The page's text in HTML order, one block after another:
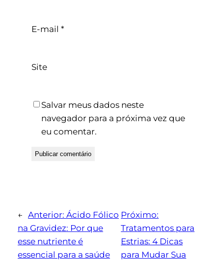
E-mail *
Site
Salvar meus dados neste
navegador para a próxima vez que
eu comentar.
← Anterior: Ácido Fólico
na Gravidez: Por que
esse nutriente é
essencial para a saúde
Próximo:
Tratamentos para
Estrias: 4 Dicas
para Mudar Sua